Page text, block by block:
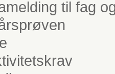
til fag